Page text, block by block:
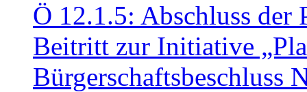
Ö 12.1.5: Abschluss der
Beitritt zur Initiative
Bürgerschaftsbeschluss